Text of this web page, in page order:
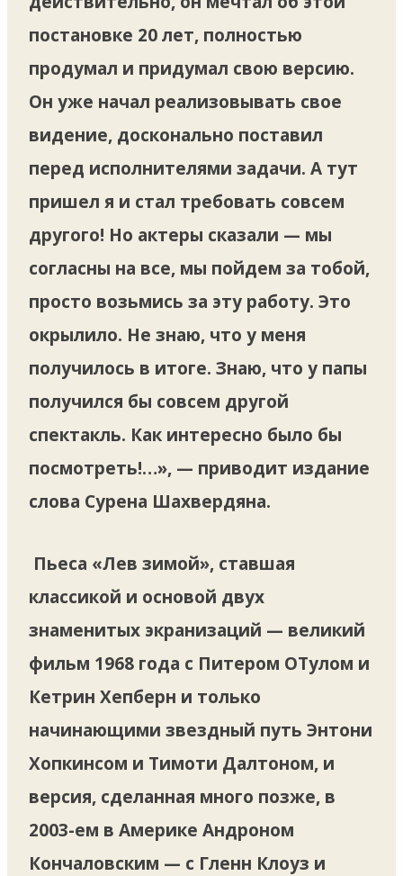
постановке 20 лет, полностью
продумал и придумал свою версию.
Он уже начал реализовывать свое
видение, досконально поставил
перед исполнителями задачи. А тут
пришел я и стал требовать совсем
другого! Но актеры сказали — мы
согласны на все, мы пойдем за тобой,
просто возьмись за эту работу. Это
окрылило. Не знаю, что у меня
получилось в итоге. Знаю, что у папы
получился бы совсем другой
спектакль. Как интересно было бы
посмотреть!…», — приводит издание
слова Сурена Шахвердяна.
Пьеса «Лев зимой», ставшая
классикой и основой двух
знаменитых экранизаций — великий
фильм 1968 года с Питером ОТулом и
Кетрин Хепберн и только
начинающими звездный путь Энтони
Хопкинсом и Тимоти Далтоном, и
версия, сделанная много позже, в
2003-ем в Америке Андроном
Кончаловским — с Гленн Клоуз и